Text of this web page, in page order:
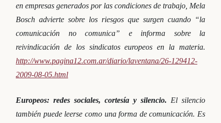
en empresas generados por las condiciones de trabajo, Mela
Bosch advierte sobre los riesgos que surgen cuando “la
comunicación no comunica” e informa sobre la
reivindicación de los sindicatos europeos en la materia.
http://www.pagina12.com.ar/diario/laventana/26-129412-
2009-08-05.html
Europeos: redes sociales, cortesía y silencio. El silencio
también puede leerse como una forma de comunicación. Es